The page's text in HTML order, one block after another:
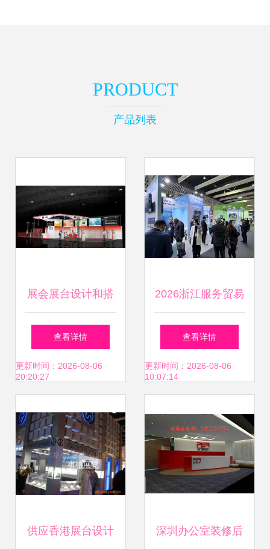
PRODUCT
产品列表
展会展台设计和搭
建服务
查看详情
更新时间：2026-08-06
20:20:27
2026浙江服务贸易
（西班牙）电子科
技展开幕 闪耀巴塞
采
查看详情
更新时间：2026-08-06
10:07:14
供应香港展台设计 深圳办公室装修后